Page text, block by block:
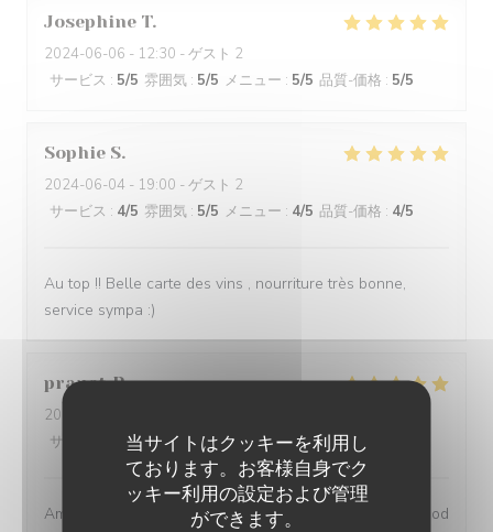
当サイトはクッキーを利用し
ております。お客様自身でク
ッキー利用の設定および管理
ができます。
Josephine T
2024-06-06 - 12:30 - ゲスト 2
サービス : 5/5 雰囲気 : 5/5 メニュー : 5/5 品質-価格 : 5/5
Sophie S
2024-06-04 - 19:00 - ゲスト 2
サービス : 4/5 雰囲気 : 5/5 メニュー : 4/5 品質-価格 : 4/5
Au top !! Belle carte des vins , nourriture très bonne,
service sympa :)
pranat P
2024-06-06
サービス
/5 雰囲気 : 5/5 メニュー:5/5 品質-価格
Amazing place, excellent service and great wine and food